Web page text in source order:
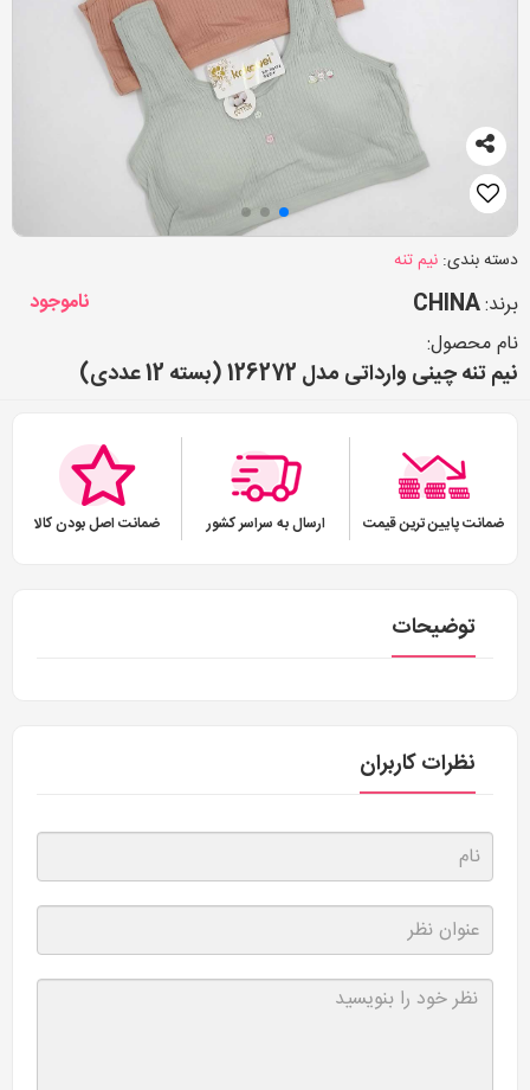
دسته بندی: نیم تنه
برند:CHINA
ناموجود
نام محصول:
نیم تنه چینی وارداتی مدل 126272 (بسته 12 عددی)
ضمانت پایین ترین قیمت ارسال به سراسر کشور ضمانت اصل بودن کالا
توضیحات
نظرات کاربران